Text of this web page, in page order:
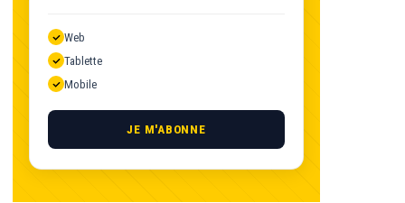
Web
Tablette
Mobile
JE M'ABONNE